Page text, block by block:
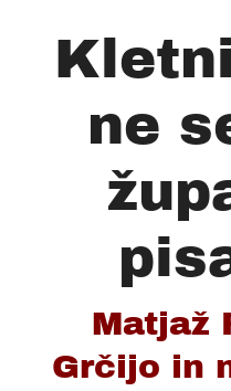
ne
Matjaž
Grčijo in